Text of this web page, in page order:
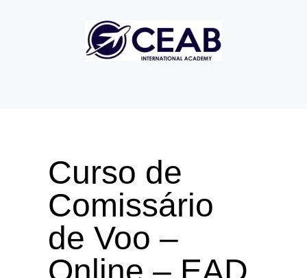
Curso de
Comissário
de Voo –